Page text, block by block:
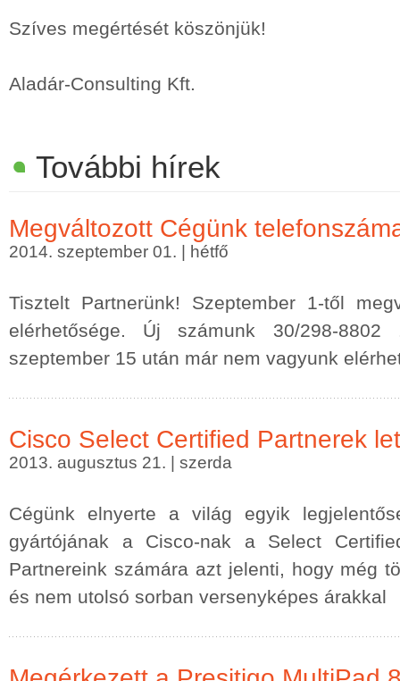
Szíves megértését köszönjük!
Aladár-Consulting Kft.
További hírek
Megváltozott Cégünk
2014. szeptember 01. | hétfő
Tisztelt Partnerünk! Szeptember 1-től
elérhetősége. Új számunk 30/298-8802
szeptember 15 után már nem vagyunk
Cisco Select Certified Partnerek
2013. augusztus 21. | szerda
Cégünk elnyerte a világ egyik
gyártójának a Cisco-nak a Select
Partnereink számára azt jelenti, hogy még
és nem utolsó sorban versenyképes árakkal